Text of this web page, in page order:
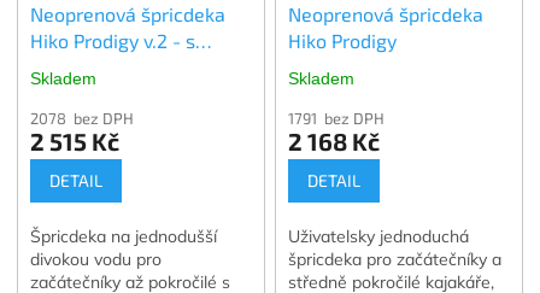
Neoprenová špricdeka
Hiko Prodigy v.2 - s
Skladem
2078 bez DPH
2 515 Kč
DETAIL
Špricdeka na jednodušší
divokou vodu pro
začátečníky až pokročilé s
Neoprenová špricdeka
Hiko Prodigy
Skladem
1791 bez DPH
2 168 Kč
DETAIL
Uživatelsky jednoduchá
špricdeka pro začátečníky a
středně pokročilé kajakáře,